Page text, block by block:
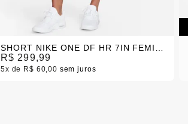
R$ 299,99
5x R$ 60,00 sem juros